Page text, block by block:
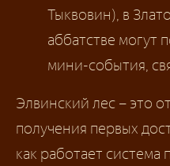
Тыквовин), в
аббатстве могут
мини-события,
Элвинский лес – это
получения первых
как работает система